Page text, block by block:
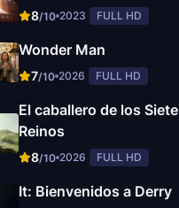
8/10 2023 FULL HD
Wonder Man
7/10 2026 FULL HD
El caballero de los Siete
Reinos
8/10 2026 FULL HD
It: Bienvenidos a Derry